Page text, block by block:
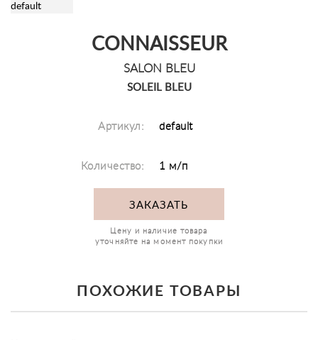
CONNAISSEUR
SALON BLEU
SOLEIL BLEU
Артикул: default
Количество: 1 м/п
ЗАКАЗАТЬ
Цену и наличие товара
уточняйте на момент покупки
ПОХОЖИЕ ТОВАРЫ